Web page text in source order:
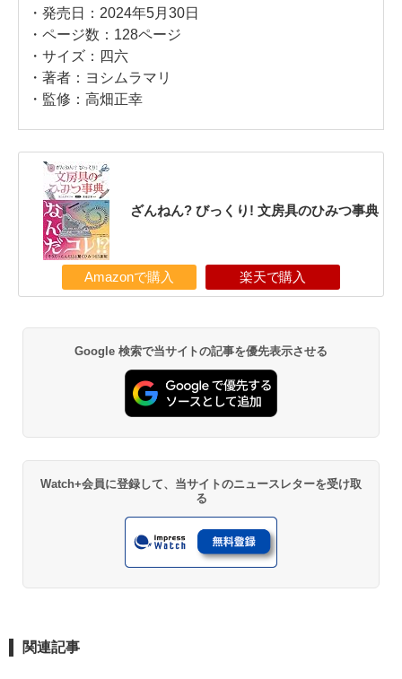
・発売日：2024年5月30日
・ページ数：128ページ
・サイズ：四六
・著者：ヨシムラマリ
・監修：高畑正幸
ざんねん? びっくり! 文房具のひみつ事典
Amazonで購入 楽天で購入
Google 検索で当サイトの記事を優先表示させる
Watch+会員に登録して、当サイトのニュースレターを受け取
る
関連記事